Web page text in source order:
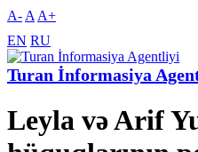
A- A A+
EN RU
Turan İnformasiya
Leyla və Arif